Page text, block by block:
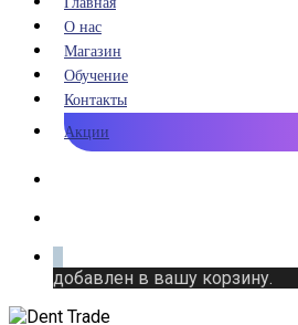
О нас
Магазин
Обучение
Контакты
Акции
добавлен в вашу корзину.